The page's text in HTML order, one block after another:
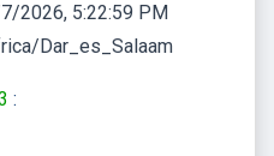
2026, 5:22:59 PM
Dar_es_Salaam
: